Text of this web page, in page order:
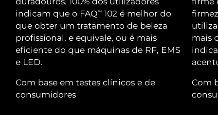
indicam que o FAQTM
102 é melhor do
que obter um tratamento de beleza
profissional, e equivale, ou é mais
eficiente do que máquinas de RF, EMS
e LED.
Com base em testes clínicos e de
consumidores
mais
Com
Advanced pore care essentials
Serum
For healthy hair
issa™ Teeth Whitening Gel
18% PAP
Cosméticos Homens
Comprar todos
Israel Entrega prevista 8/12/26
Itália
Japão 8/11/26
Jersey